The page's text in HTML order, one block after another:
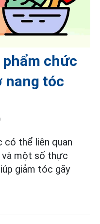
chức
nang tóc
có thể liên quan
và một số thực
giảm tóc gãy